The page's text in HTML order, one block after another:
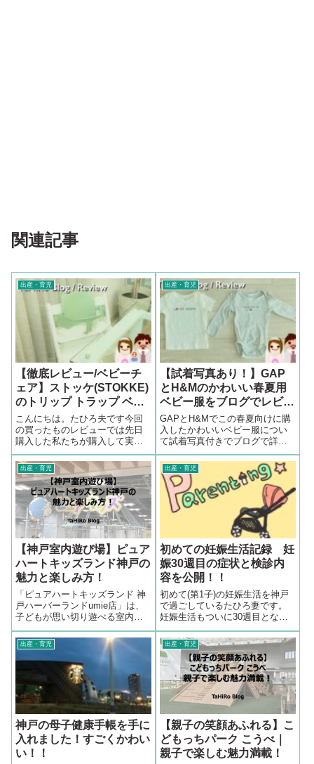
関連記事
出産・育児
【徹底レビュー/ベビーチ
ェア】ストッケ(STOKKE)
のトリップ トラップ ベビ
ーセットをブログで口コミ
こんにちは。たひろ夫です今回
の買ったものレビューでは先日
購入した私たちが購入して実際
に使用しているストッケ
(STOKKE)のベビーチェアアクセ
サリ『トリップ トラップ ベビー
セット』についてブログで口コ
ミしていきます。【本記事でわ
かること】...
出産・育児
【試着写真あり！】GAP
とH&Mのかわいい春夏用
ベビー服をブログでレビュ
ー
GAPとH&Mでこの春夏向けに購
入したかわいいベビー服につい
て試着写真付きでブログで詳細
レビューしましたので是非ご覧
下さい。
出産・育児
【神戸室内遊び場】ピュア
ハートキッズランド神戸の
魅力と楽しみ方！
「ピュアハートキッズランド 神
戸ハーバーランドumie店」は、
子どもが思い切り遊べる室内遊
び場。雨の日でも安心して楽し
めるアスレチックやボールプー
ル、ふわふわ遊具などが充実し
ています。授乳室や飲食スペー
スも完備され、親子で快適に過
ごせるのが魅力。アクセスや設
備、遊び場の特徴を詳しく紹介
します。神戸で子どもと遊ぶス
ポットを探している方はぜひチ
ェックしてください！
出産・育児
初めての妊娠生活記録 妊
娠30週目の症状と検診内
容を公開！！
初めて(第1子)の妊娠生活を神戸
で過ごしているたひろ妻です。
妊娠生活もついに30週目となり
残り70日を切りました。今回は
そんな妊娠生活の記録として妊
娠30週目の症状と検診の内容に
ついて書いていきたいと思いま
す。
出産・育児
神戸の母子健康手帳を手に
入れました！すごくかわい
い！！
出産・育児
【親子の笑顔あふれる】こ
どもっちパーク こうべ｜
親子で楽しむ魅力満載！